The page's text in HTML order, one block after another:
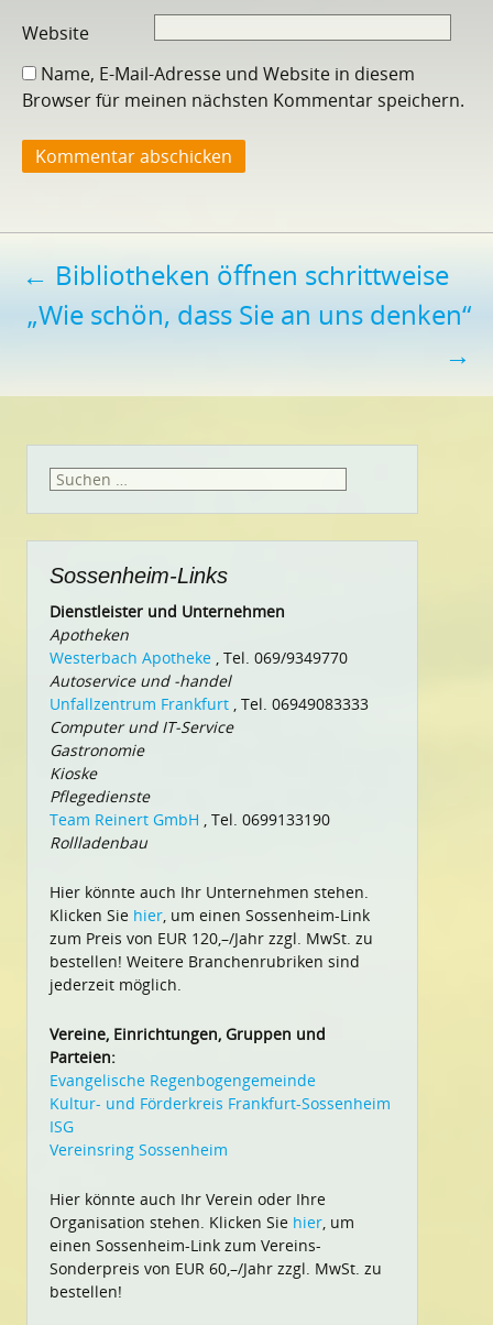
Website
Name, E-Mail-Adresse und Website in diesem
Browser für meinen nächsten Kommentar speichern.
Beitragsnavigation
← Bibliotheken öffnen schrittweise
„Wie schön, dass Sie an uns denken“
→
Suchen
Sossenheim-Links
Dienstleister und Unternehmen
Apotheken
Westerbach Apotheke , Tel. 069/9349770
Autoservice und -handel
Unfallzentrum Frankfurt , Tel. 06949083333
Computer und IT-Service
Gastronomie
Kioske
Pflegedienste
Team Reinert GmbH , Tel. 0699133190
Rollladenbau
Hier könnte auch Ihr Unternehmen stehen.
Klicken Sie hier , um einen Sossenheim-Link
zum Preis von EUR 120,–/Jahr zzgl. MwSt. zu
bestellen! Weitere Branchenrubriken sind
jederzeit möglich.
Vereine, Einrichtungen, Gruppen und
Parteien:
Evangelische Regenbogengemeinde
Kultur- und Förderkreis Frankfurt-Sossenheim
ISG
Vereinsring Sossenheim
Hier könnte auch Ihr Verein oder Ihre
Organisation stehen. Klicken Sie hier , um
einen Sossenheim-Link zum Vereins-
Sonderpreis von EUR 60,–/Jahr zzgl. MwSt. zu
bestellen!